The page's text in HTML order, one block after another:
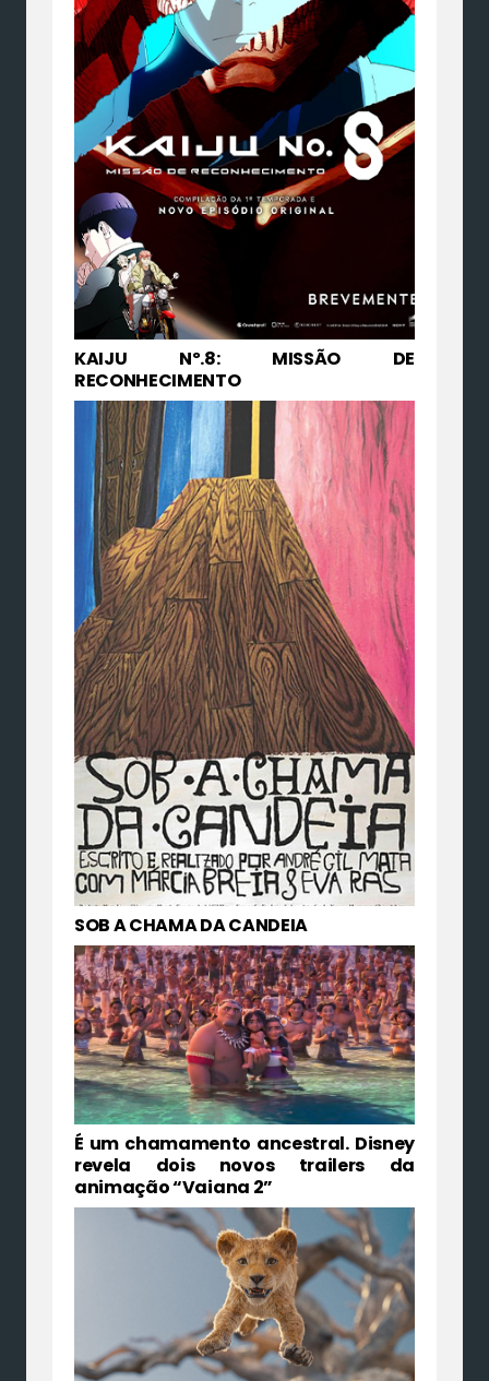
KAIJU Nº.8: MISSÃO DE
RECONHECIMENTO
SOB A CHAMA DA CANDEIA
É um chamamento ancestral. Disney
revela dois novos trailers da
animação “Vaiana 2”